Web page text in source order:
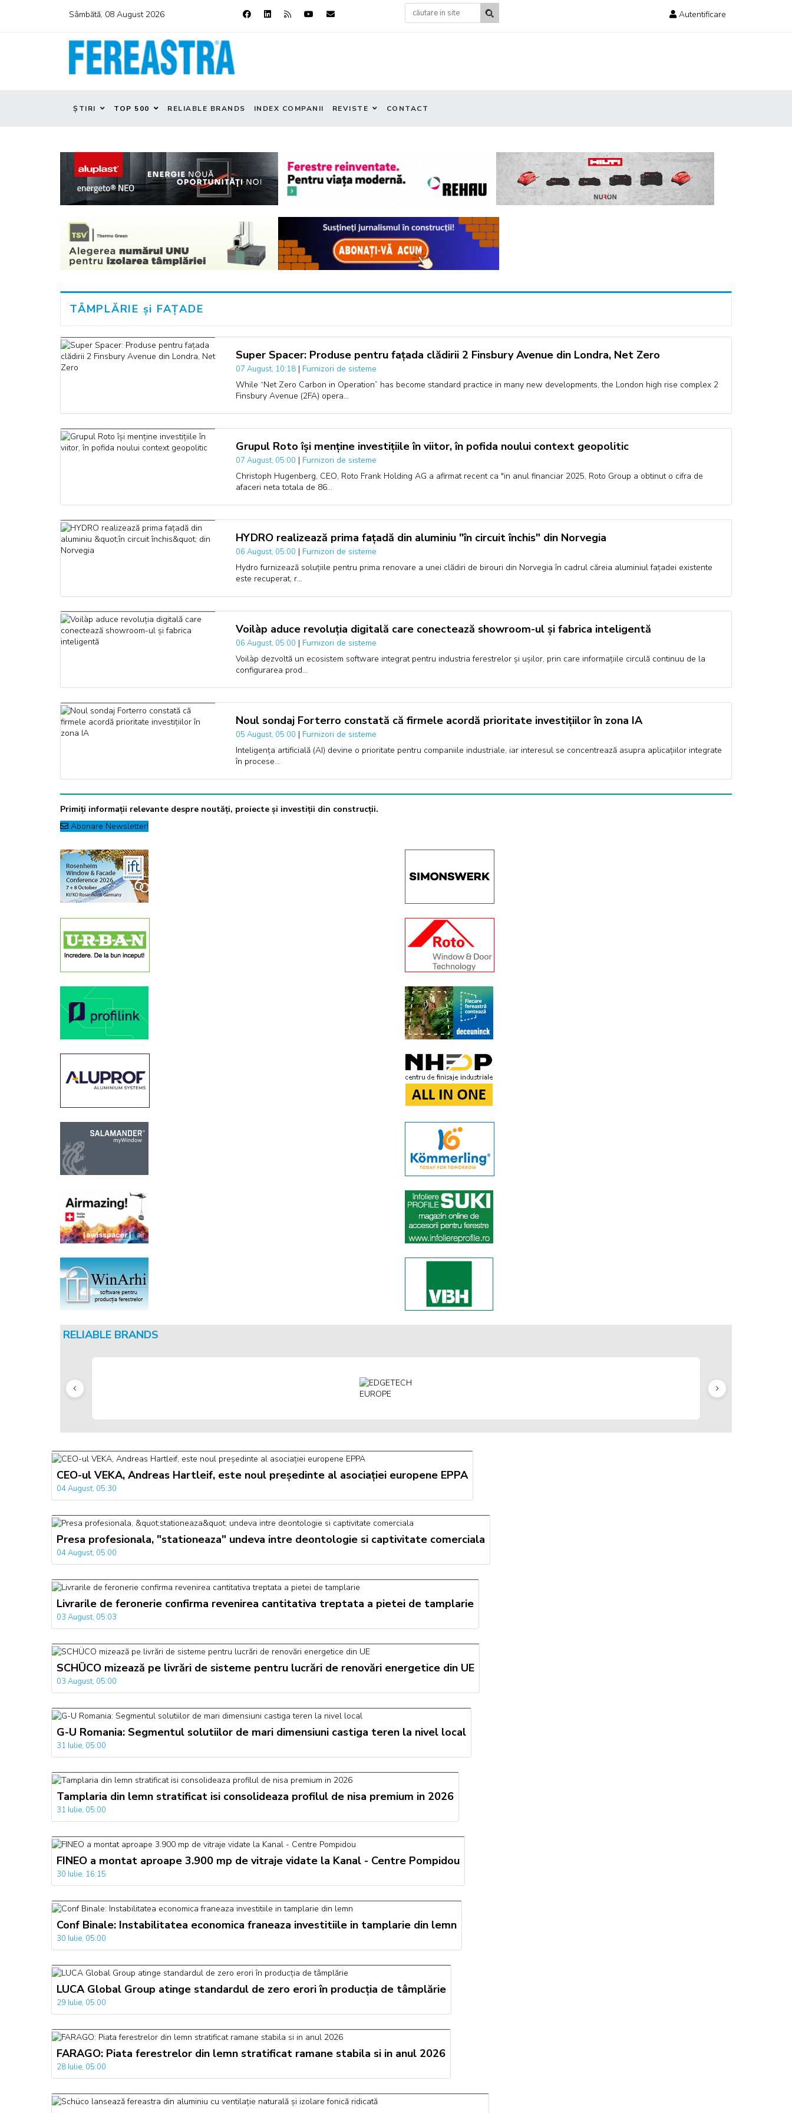
Sâmbătă, 08 August 2026 Autentificare
ȘTIRI TOP 500 RELIABLE BRANDS INDEX COMPANII REVISTE CONTACT
TÂMPLĂRIE și FAȚADE
Super Spacer: Produse pentru fațada clădirii 2 Finsbury Avenue din Londra, Net Zero
07 August, 10:18 | Furnizori de sisteme
While “Net Zero Carbon in Operation” has become standard practice in many new developments, the London high rise complex 2
Finsbury Avenue (2FA) opera…
Grupul Roto își menține investițiile în viitor, în pofida noului context geopolitic
07 August, 05:00 | Furnizori de sisteme
Christoph Hugenberg, CEO, Roto Frank Holding AG a afirmat recent ca "in anul financiar 2025, Roto Group a obtinut o cifra de
afaceri neta totala de 86…
HYDRO realizează prima fațadă din aluminiu "în circuit închis" din Norvegia
06 August, 05:00 | Furnizori de sisteme
Hydro furnizează soluțiile pentru prima renovare a unei clădiri de birouri din Norvegia în cadrul căreia aluminiul fațadei existente
este recuperat, r…
Voilàp aduce revoluția digitală care conectează showroom-ul și fabrica inteligentă
06 August, 05:00 | Furnizori de sisteme
Voilàp dezvoltă un ecosistem software integrat pentru industria ferestrelor și ușilor, prin care informațiile circulă continuu de la
configurarea prod…
Noul sondaj Forterro constată că firmele acordă prioritate investițiilor în zona IA
05 August, 05:00 | Furnizori de sisteme
Inteligența artificială (AI) devine o prioritate pentru companiile industriale, iar interesul se concentrează asupra aplicațiilor integrate
în procese…
Primiți informații relevante despre noutăți, proiecte și investiții din construcții.
Abonare Newsletter!
RELIABLE BRANDS
CEO-ul VEKA, Andreas Hartleif, este noul președinte al asociației europene EPPA
04 August, 05:30
Presa profesionala, "stationeaza" undeva intre deontologie si captivitate comerciala
04 August, 05:00
Livrarile de feronerie confirma revenirea cantitativa treptata a pietei de tamplarie
03 August, 05:03
SCHÜCO mizează pe livrări de sisteme pentru lucrări de renovări energetice din UE
03 August, 05:00
G-U Romania: Segmentul solutiilor de mari dimensiuni castiga teren la nivel local
31 Iulie, 05:00
Tamplaria din lemn stratificat isi consolideaza profilul de nisa premium in 2026
31 Iulie, 05:00
FINEO a montat aproape 3.900 mp de vitraje vidate la Kanal - Centre Pompidou
30 Iulie, 16:15
Conf Binale: Instabilitatea economica franeaza investitiile in tamplarie din lemn
30 Iulie, 05:00
LUCA Global Group atinge standardul de zero erori în producția de tâmplărie
29 Iulie, 05:00
FARAGO: Piata ferestrelor din lemn stratificat ramane stabila si in anul 2026
28 Iulie, 05:00